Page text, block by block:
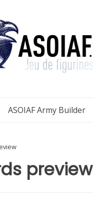
ASOIAF Army Builder
preview